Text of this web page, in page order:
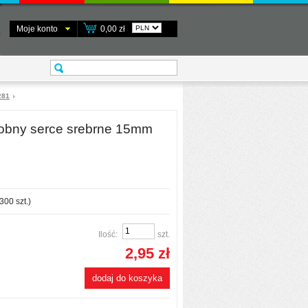
Moje konto 0,00 zł
serce srebrne 15mm
300 szt.)
Ilość: szt.
2,95 zł
dodaj do koszyka